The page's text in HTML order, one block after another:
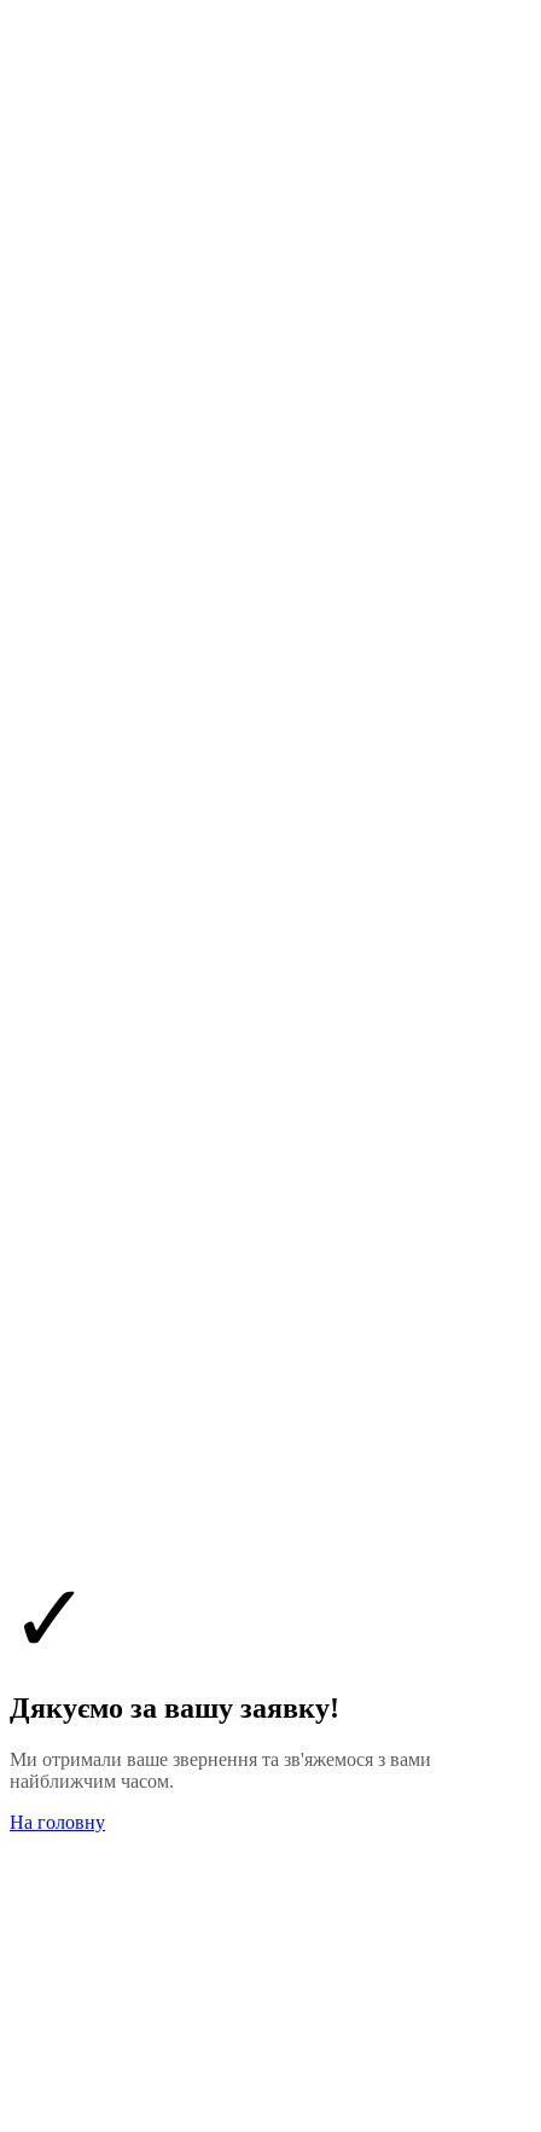
✓
Дякуємо за вашу заявку!
Ми отримали ваше звернення та зв'яжемося з вами
найближчим часом.
На головну